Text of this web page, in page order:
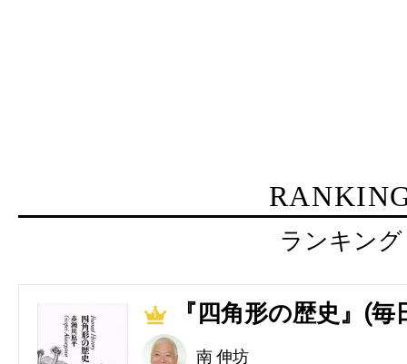
ランキング
1 『四角形の歴史』(毎
南 伸坊